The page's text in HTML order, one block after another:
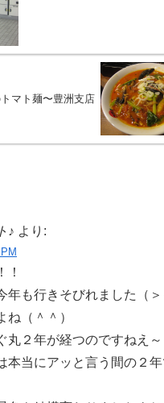
マト麺〜豊洲支店
♪ より:
！
年も行きそびれました（＞
ね（＾＾）
丸２年が経つのですねえ～
本当にアッと言う間の２年